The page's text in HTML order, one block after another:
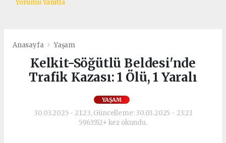
Yorumu Yanıtla
Anasayfa Yaşam
Kelkit-Söğütlü Beldesi'nde
Trafik Kazası: 1 Ölü, 1 Yaralı
YAŞAM
30.03.2025 - 21:23, Güncelleme: 30.03.2025 - 23:21
5963552+ kez okundu.